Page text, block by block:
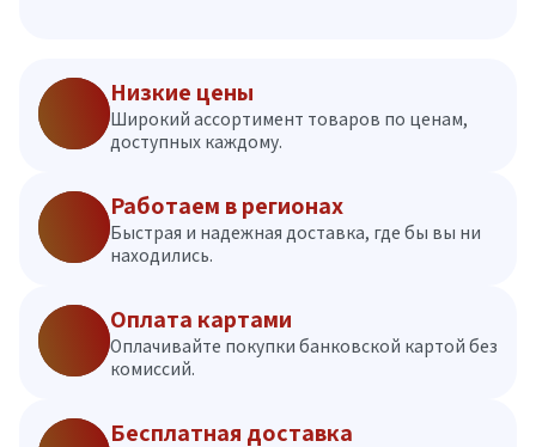
Низкие цены
Широкий ассортимент товаров по ценам,
доступных каждому.
Работаем в регионах
Быстрая и надежная доставка, где бы вы ни
находились.
Оплата картами
Оплачивайте покупки банковской картой без
комиссий.
Бесплатная доставка